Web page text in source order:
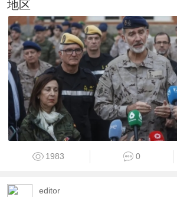
地区
1983 0
editor